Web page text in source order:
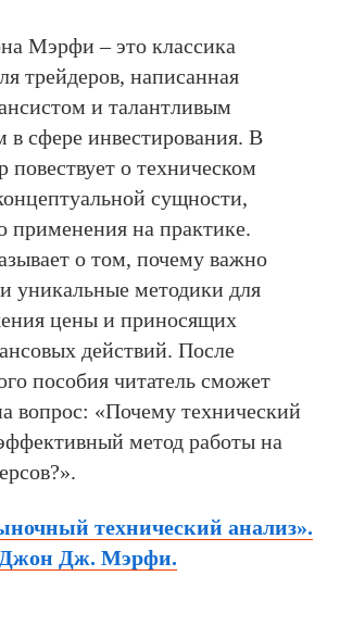
Мэрфи – это классика
трейдеров, написанная
и талантливым
в сфере инвестирования. В
повествует о техническом
сущности,
применения на практике.
о том, почему важно
уникальные методики для
цены и приносящих
действий. После
пособия читатель сможет
вопрос: «Почему технический
метод работы на
технический анализ».
Дж. Мэрфи.